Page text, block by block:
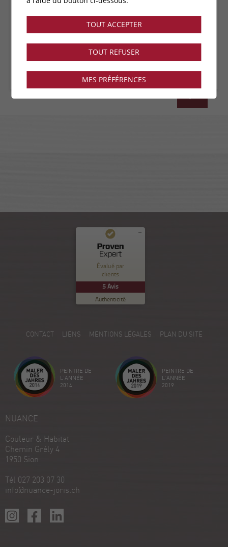
Collection disponible dans notre showroom !
Évalué par
clients
5Avis
Authenticité
Commentaires et expériences des clients pour
Nuance Sion
100
%
Recommandé sur
ProvenExpert.com
EXCELLENT
5.00
/
5
Créez votre propre sceau maintenant
18/12/2025
Voir le profil
CONTACT LIENS MENTIONS LÉGALES PLAN DU SITE
PEINTRE DE
L'ANNÉE
2014
PEINTRE DE
L'ANNÉE
2019
NUANCE
Couleur & Habitat
Chemin Grély 4
1950 Sion
Tél 027 203 07 30
info@nuance-joris.ch
TOUT ACCEPTER
TOUT REFUSER
MES PRÉFÉRENCES